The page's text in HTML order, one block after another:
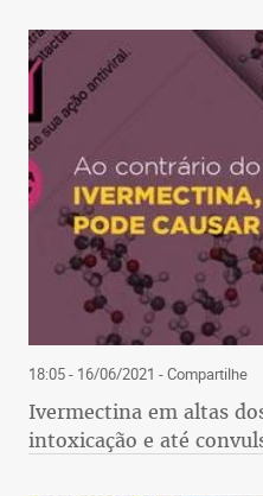
18:05 - 16/06/2021 - Compartilhe
Ivermectina em altas
intoxicação e até